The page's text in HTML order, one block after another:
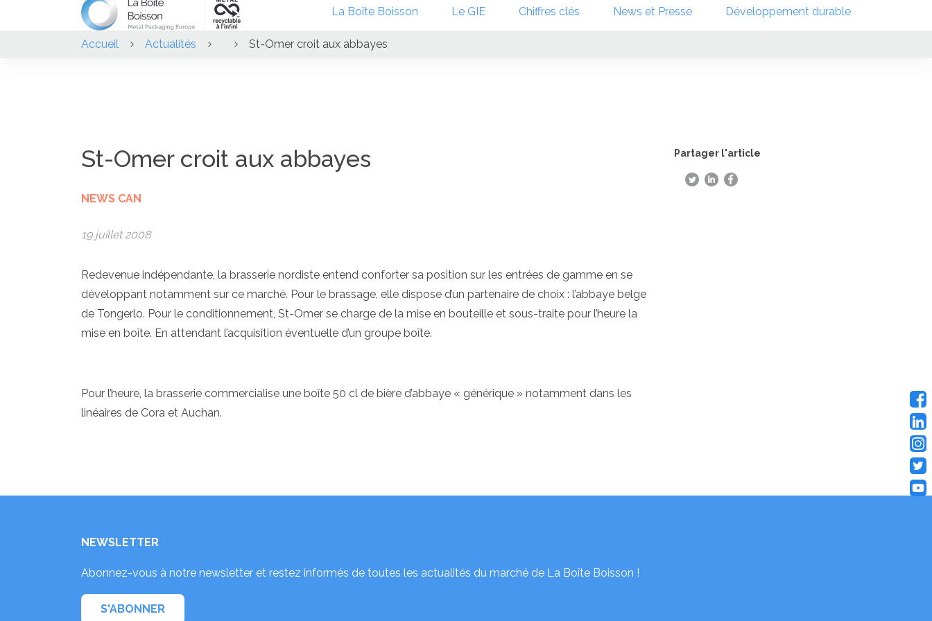
La Boîte Boisson Le GIE Chiffres clés News et Presse Développement durable
Accueil Actualités St-Omer croit aux abbayes
St-Omer croit aux abbayes
NEWS CAN
19 juillet 2008
Redevenue indépendante, la brasserie nordiste entend conforter sa position sur les entrées de gamme en se
développant notamment sur ce marché. Pour le brassage, elle dispose d’un partenaire de choix : l’abbaye belge
de Tongerlo. Pour le conditionnement, St-Omer se charge de la mise en bouteille et sous-traite pour l’heure la
mise en boîte. En attendant l’acquisition éventuelle d’un groupe boîte.
Pour l’heure, la brasserie commercialise une boîte 50 cl de bière d’abbaye « générique » notamment dans les
linéaires de Cora et Auchan.
Partager l'article
NEWSLETTER
Abonnez-vous à notre newsletter et restez informés de toutes les actualités du marché de La Boîte Boisson !
S'ABONNER